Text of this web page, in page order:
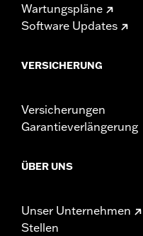
Wartungspläne
Software Updates
VERSICHERUNG
Versicherungen
Garantieverlängerung
ÜBER UNS
Unser Unternehmen
Stellen